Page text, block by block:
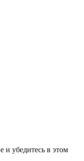
и убедитесь в этом